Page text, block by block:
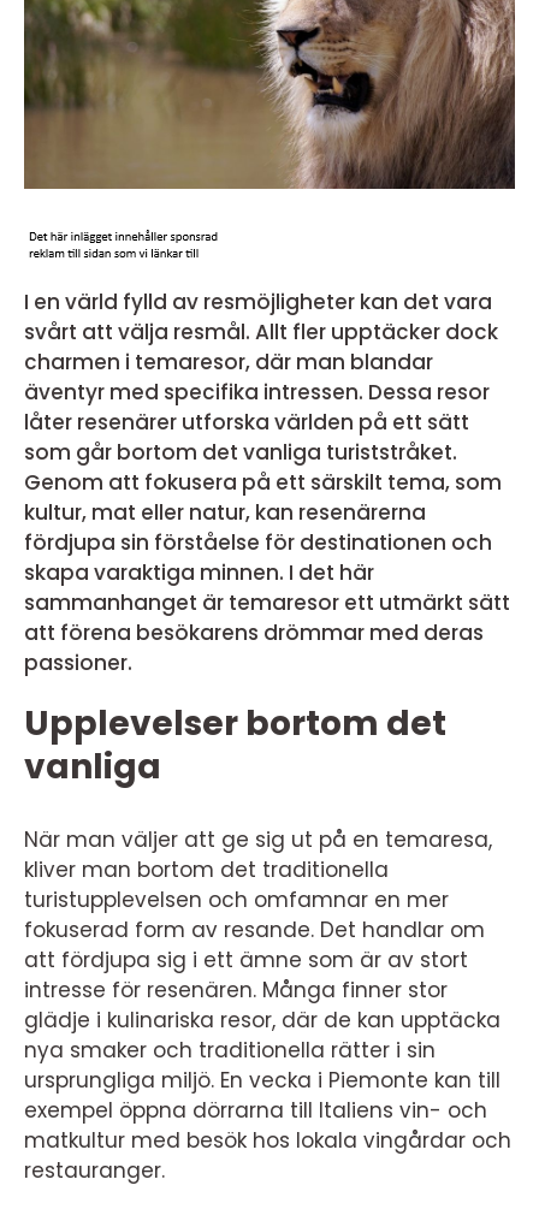
I en värld fylld av resmöjligheter kan det vara
svårt att välja resmål. Allt fler upptäcker dock
charmen i temaresor, där man blandar
äventyr med specifika intressen. Dessa resor
låter resenärer utforska världen på ett sätt
som går bortom det vanliga turiststråket.
Genom att fokusera på ett särskilt tema, som
kultur, mat eller natur, kan resenärerna
fördjupa sin förståelse för destinationen och
skapa varaktiga minnen. I det här
sammanhanget är temaresor ett utmärkt sätt
att förena besökarens drömmar med deras
passioner.
Upplevelser bortom det
vanliga
När man väljer att ge sig ut på en temaresa,
kliver man bortom det traditionella
turistupplevelsen och omfamnar en mer
fokuserad form av resande. Det handlar om
att fördjupa sig i ett ämne som är av stort
intresse för resenären. Många finner stor
glädje i kulinariska resor, där de kan upptäcka
nya smaker och traditionella rätter i sin
ursprungliga miljö. En vecka i Piemonte kan till
exempel öppna dörrarna till Italiens vin- och
matkultur med besök hos lokala vingårdar och
restauranger.